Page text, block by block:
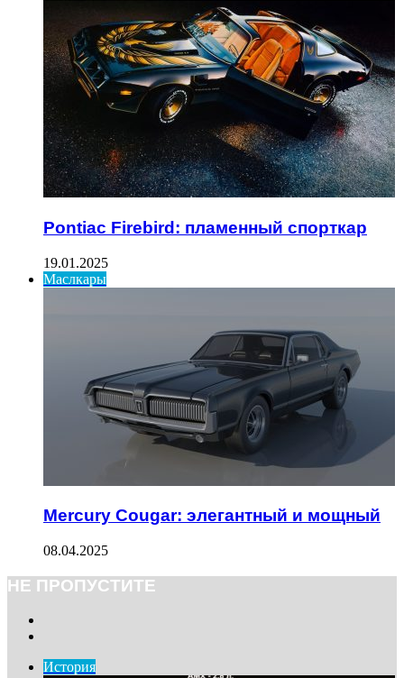
Pontiac Firebird: пламенный спорткар
19.01.2025
Маслкары
Mercury Cougar: элегантный и мощный
08.04.2025
НЕ ПРОПУСТИТЕ
История